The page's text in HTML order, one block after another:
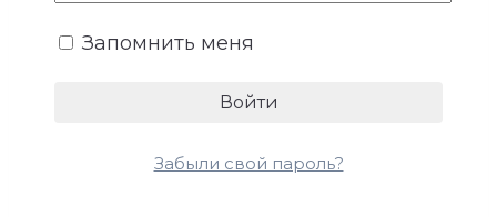
Запомнить меня
Забыли свой пароль?